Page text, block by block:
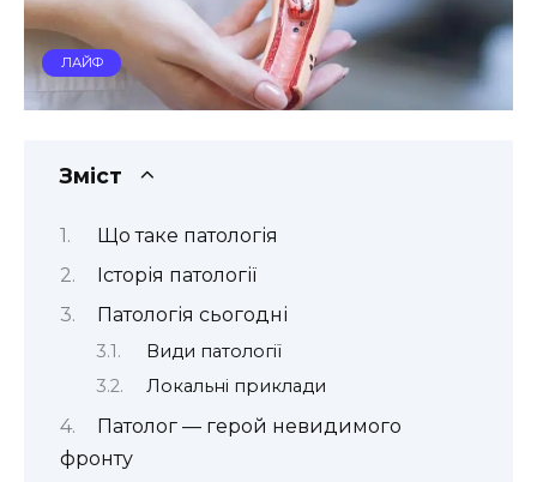
ЛАЙФ
Зміст
Що таке патологія
Історія патології
Патологія сьогодні
Види патології
Локальні приклади
Патолог — герой невидимого
фронту